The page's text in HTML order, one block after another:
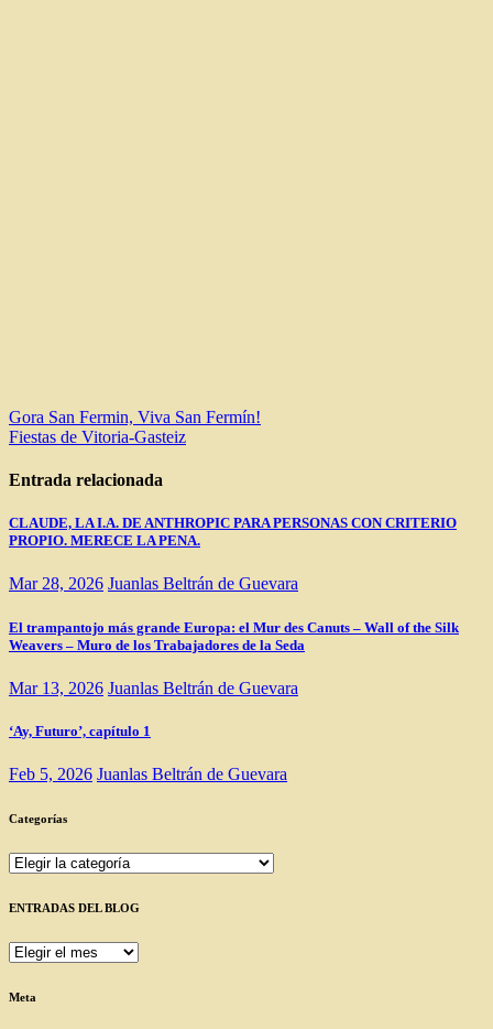
Navegación
de
entradas
Gora San Fermin, Viva San Fermín!
Fiestas de Vitoria-Gasteiz
Entrada relacionada
CLAUDE, LA I.A. DE ANTHROPIC PARA PERSONAS CON CRITERIO
PROPIO. MERECE LA PENA.
Mar 28, 2026 Juanlas Beltrán de Guevara
El trampantojo más grande Europa: el Mur des Canuts – Wall of the Silk
Weavers – Muro de los Trabajadores de la Seda
Mar 13, 2026 Juanlas Beltrán de Guevara
‘Ay, Futuro’, capítulo 1
Feb 5, 2026 Juanlas Beltrán de Guevara
Categorías
Categorías
ENTRADAS DEL BLOG
ENTRADAS
BLOG
Meta